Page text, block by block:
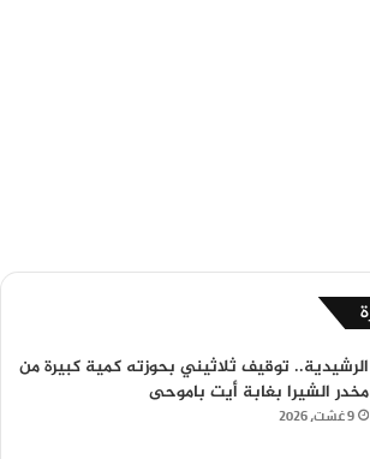
الرشيدية.. توقيف ثلاثيني بحوزته كمية كبيرة من
مخدر الشيرا بغابة أيت باموحى
9 غشت، 2026